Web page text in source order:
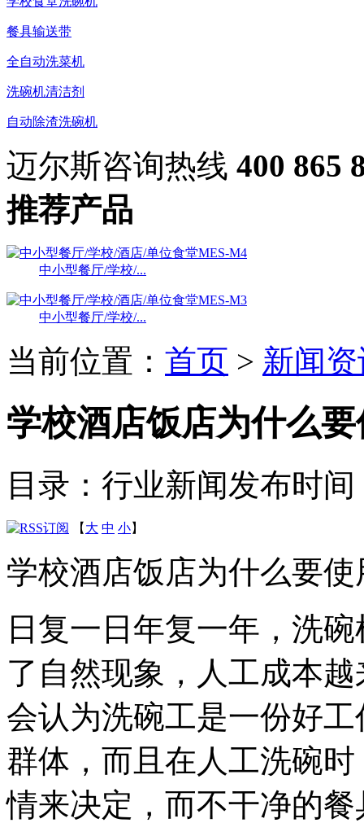
餐具输送带
全自动洗菜机
洗碗机清洁剂
自动除渣洗碗机
迈尔斯咨询热线 400 865
推荐产品
中小型餐厅/学校/...
中小型餐厅/学校/...
当前位置： 首页 > 新闻
学校酒店饭店为什么
目录：行业新闻发布时间
【 大 中 小】
学校酒店饭店为什么要
日复一日年复一年，洗
了自然现象，人工成本
会认为洗碗工是一份好
群体，而且在人工洗碗
情来决定，而不干净的